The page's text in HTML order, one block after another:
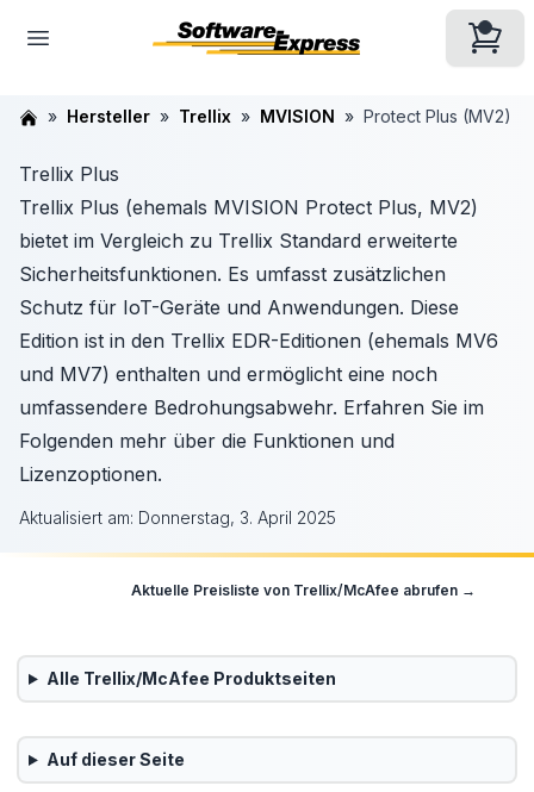
Hersteller Trellix MVISION Protect Plus (MV2)
Trellix Plus
Trellix Plus (ehemals MVISION Protect Plus, MV2)
bietet im Vergleich zu Trellix Standard erweiterte
Sicherheitsfunktionen. Es umfasst zusätzlichen
Schutz für IoT-Geräte und Anwendungen. Diese
Edition ist in den Trellix EDR-Editionen (ehemals MV6
und MV7) enthalten und ermöglicht eine noch
umfassendere Bedrohungsabwehr. Erfahren Sie im
Folgenden mehr über die Funktionen und
Lizenzoptionen.
Aktualisiert am: Donnerstag, 3. April 2025
Aktuelle Preisliste von Trellix/McAfee abrufen →
Alle Trellix/McAfee Produktseiten
Auf dieser Seite